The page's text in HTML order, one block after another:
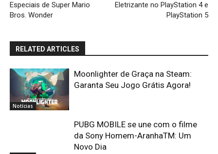
Especiais de Super Mario
Bros. Wonder
Eletrizante no PlayStation 4 e
PlayStation 5
RELATED ARTICLES
Notícias
Moonlighter de Graça na Steam:
Garanta Seu Jogo Grátis Agora!
PUBG MOBILE se une com o filme
da Sony Homem-AranhaTM: Um
Novo Dia